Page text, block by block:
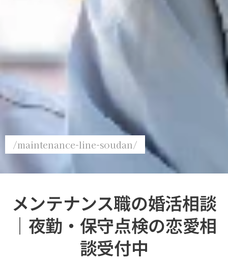
/maintenance-line-soudan/
メンテナンス職の婚活相談
｜夜勤・保守点検の恋愛相
談受付中